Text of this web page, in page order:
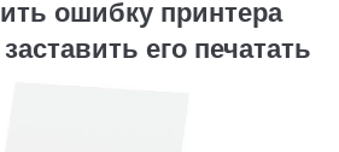
ошибку принтера
его печатать